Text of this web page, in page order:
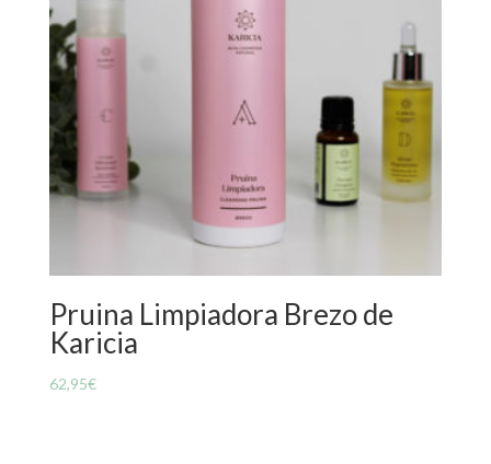
Pruina Limpiadora Brezo de
Karicia
62,95€